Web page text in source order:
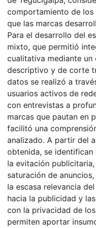
comportamiento de los
que las marcas
Para el desarrollo del
mixto, que permitió
cualitativa mediante un
descriptivo y de corte
datos se realizó a
usuarios activos de
con entrevistas a
marcas que pautan en
facilitó una
analizado. A partir del
obtenida, se
la evitación
saturación de
la escasa relevancia
hacia la publicidad y
con la privacidad de
permiten aportar